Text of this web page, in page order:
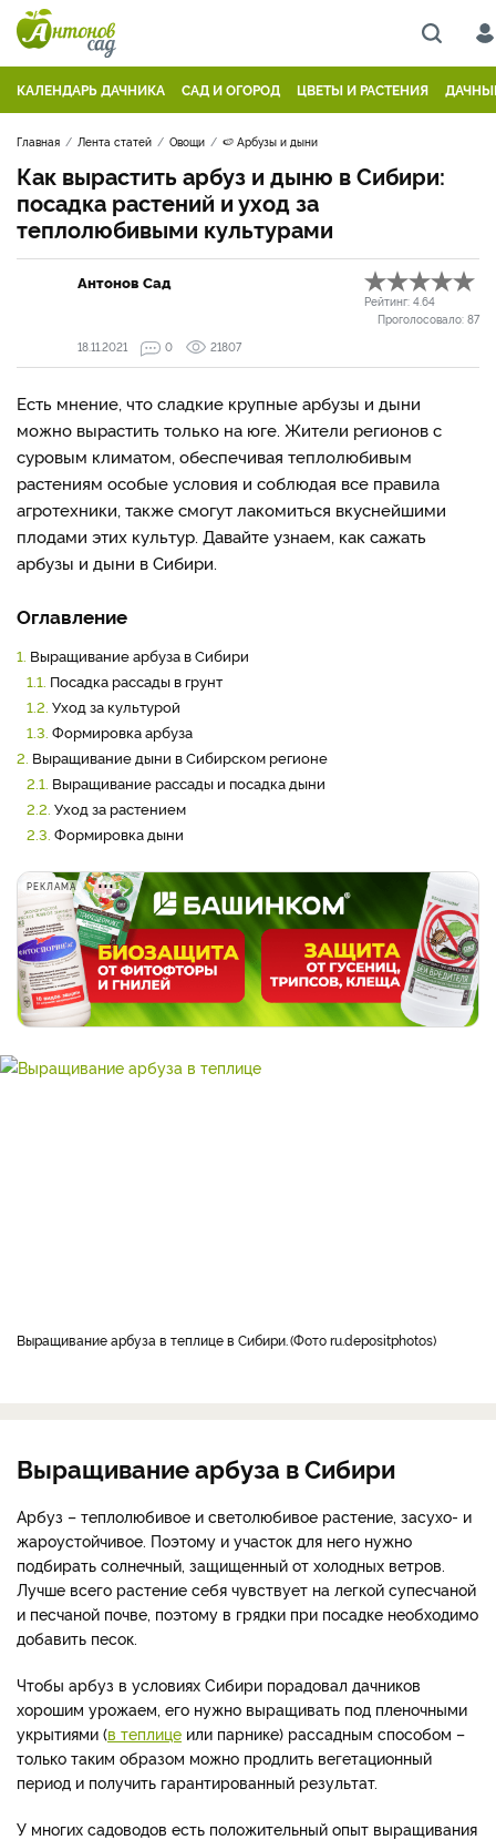
КАЛЕНДАРЬ ДАЧНИКА САД И ОГОРОД ЦВЕТЫ И РАСТЕНИЯ
Главная Лента статей Овощи 🍉 Арбузы и дыни
Как вырастить арбуз и дыню в Сибири:
посадка растений и уход за
теплолюбивыми культурами
Антонов Сад
Рейтинг: 4.64
Проголосовало: 87
18.11.2021
0 21807
Есть мнение, что сладкие крупные арбузы и дыни
можно вырастить только на юге. Жители регионов с
суровым климатом, обеспечивая теплолюбивым
растениям особые условия и соблюдая все правила
агротехники, также смогут лакомиться вкуснейшими
плодами этих культур. Давайте узнаем, как сажать
арбузы и дыни в Сибири.
Оглавление
1. Выращивание арбуза в Сибири
1.1. Посадка рассады в грунт
1.2. Уход за культурой
1.3. Формировка арбуза
2. Выращивание дыни в Сибирском регионе
2.1. Выращивание рассады и посадка дыни
2.2. Уход за растением
2.3. Формировка дыни
РЕКЛАМА
выращивание арбуза в теплице в Сибири. Фото ru.depositphotos
Выращивание арбуза в Сибири
Арбуз – теплолюбивое и светолюбивое растение, засухо- и
жароустойчивое. Поэтому и участок для него нужно
подбирать солнечный, защищенный от холодных ветров.
Лучше всего растение себя чувствует на легкой супесчаной
и песчаной почве, поэтому в грядки при посадке необходимо
добавить песок.
Чтобы арбуз в условиях Сибири порадовал дачников
хорошим урожаем, его нужно выращивать под пленочными
укрытиями (в теплице или парнике) рассадным способом –
только таким образом можно продлить вегетационный
период и получить гарантированный результат.
У многих садоводов есть положительный опыт выращивания